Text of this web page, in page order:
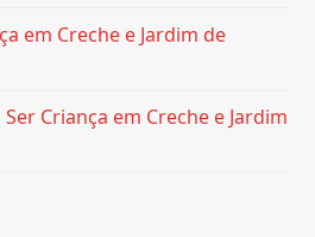
em Creche e Jardim de
Ser Criança em Creche e Jardim